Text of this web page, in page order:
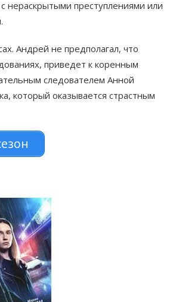
нераскрытыми преступлениями или
Андрей не предполагал, что
приведет к коренным
следователем Анной
который оказывается страстным